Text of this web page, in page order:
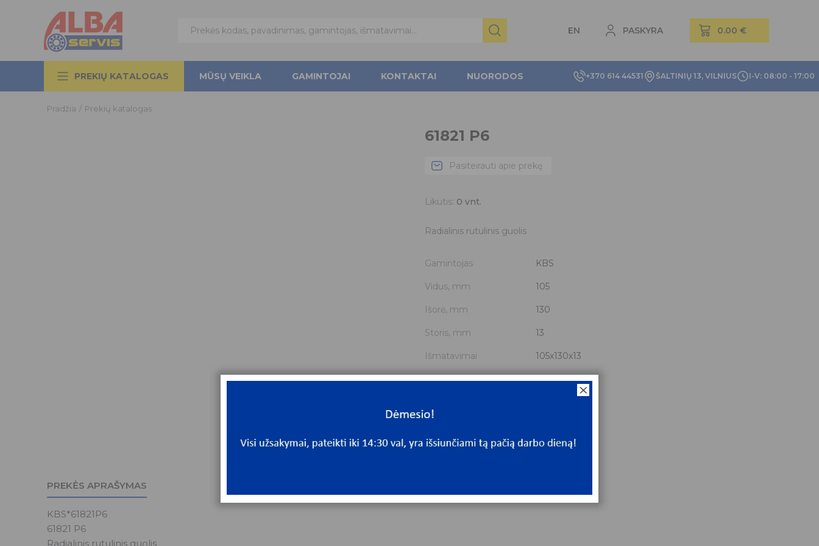
EN PASKYRA
+370 614 44531 ŠALTINIŲ 13, VILNIUS I-V: 08:00 - 17:00
PREKIŲ KATALOGAS MŪSŲ VEIKLA GAMINTOJAI KONTAKTAI NUORODOS
Pradžia / Prekių katalogas
61821 P6
Pasiteirauti apie prekę
Likutis: 0 vnt.
Radialinis rutulinis guolis
Gamintojas KBS
Vidus, mm 105
Išorė, mm 130
Storis, mm 13
Išmatavimai 105x130x13
Mato vnt. VNT
PREKĖS APRAŠYMAS
KBS*61821P6
61821 P6
Radialinis rutulinis guolis